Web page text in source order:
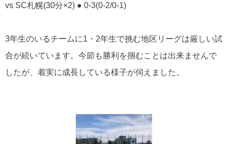
vs SC札幌(30分×2) ● 0-3(0-2/0-1)
3年生のいるチームに1・2年生で挑む地区リーグは厳しい試
合が続いています。今節も勝利を掴むことは出来ませんで
したが、着実に成長している様子が伺えました。